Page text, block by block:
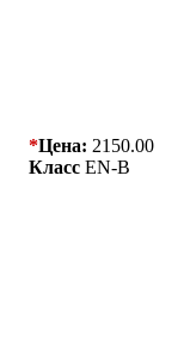
*Цена: 2150.00
Класс EN-B